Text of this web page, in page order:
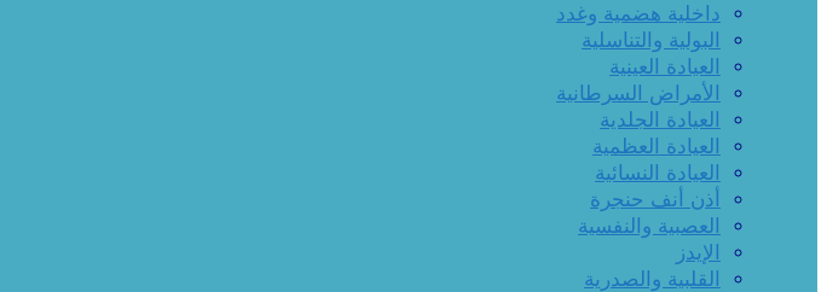
داخلية هضمية وغدد
البولية والتناسلية
العيادة العينية
الأمراض السرطانية
العيادة الجلدية
العيادة العظمية
العيادة النسائية
أذن أنف حنجرة
العصبية والنفسية
الإيدز
القلبية والصدرية